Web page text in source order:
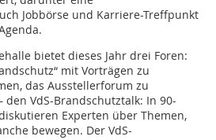
Jobbörse und Karriere-Treffpunkt
bietet dieses Jahr drei Foren:
mit Vorträgen zu
das Ausstellerforum zu
den VdS-Brandschutztalk: In 90-
Experten über Themen,
bewegen. Der VdS-